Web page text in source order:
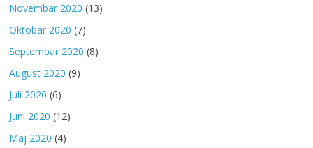
Novembar 2020 (13)
Oktobar 2020 (7)
Septembar 2020 (8)
August 2020 (9)
Juli 2020 (6)
Juni 2020 (12)
Maj 2020 (4)